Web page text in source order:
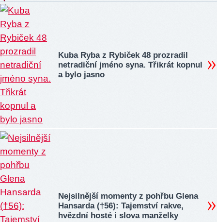
Kuba Ryba z Rybiček 48 prozradil
netradiční jméno syna. Třikrát kopnul
a bylo jasno
Nejsilnější momenty z pohřbu Glena
Hansarda (†56): Tajemství rakve,
hvězdní hosté i slova manželky